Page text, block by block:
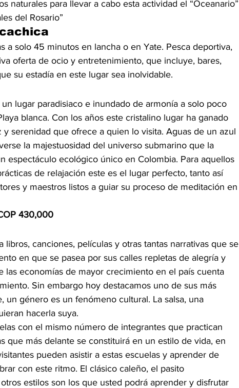
naturales para llevar a cabo esta actividad el “Oceanario”
del Rosario”
a solo 45 minutos en lancha o en Yate. Pesca deportiva,
oferta de ocio y entretenimiento, que incluye, bares,
su estadía en este lugar sea inolvidable.
lugar paradisiaco e inundado de armonía a solo poco
blanca. Con los años este cristalino lugar ha ganado
y serenidad que ofrece a quien lo visita. Aguas de un azul
la majestuosidad del universo submarino que la
espectáculo ecológico único en Colombia. Para aquellos
de relajación este es el lugar perfecto, tanto así
y maestros listos a guiar su proceso de meditación en
430,000
libros, canciones, películas y otras tantas narrativas que se
en que se pasea por sus calles repletas de alegría y
las economías de mayor crecimiento en el país cuenta
Sin embargo hoy destacamos uno de sus más
un género es un fenómeno cultural. La salsa, una
hacerla suya.
con el mismo número de integrantes que practican
que más delante se constituirá en un estilo de vida, en
pueden asistir a estas escuelas y aprender de
con este ritmo. El clásico caleño, el pasito
estilos son los que usted podrá aprender y disfrutar